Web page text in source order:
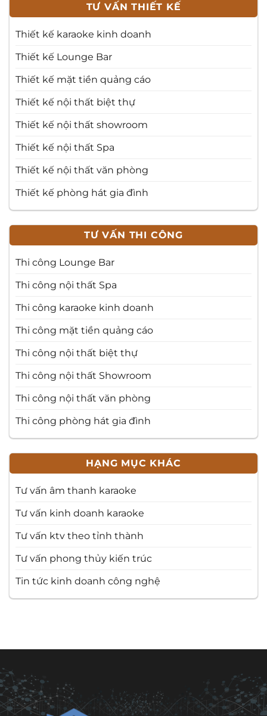
TƯ VẤN THIẾT KẾ
Thiết kế karaoke kinh doanh
Thiết kế Lounge Bar
Thiết kế mặt tiền quảng cáo
Thiết kế nội thất biệt thự
Thiết kế nội thất showroom
Thiết kế nội thất Spa
Thiết kế nội thất văn phòng
Thiết kế phòng hát gia đình
TƯ VẤN THI CÔNG
Thi công Lounge Bar
Thi công nội thất Spa
Thi công karaoke kinh doanh
Thi công mặt tiền quảng cáo
Thi công nội thất biệt thự
Thi công nội thất Showroom
Thi công nội thất văn phòng
Thi công phòng hát gia đình
HẠNG MỤC KHÁC
Tư vấn âm thanh karaoke
Tư vấn kinh doanh karaoke
Tư vấn ktv theo tỉnh thành
Tư vấn phong thủy kiến trúc
Tin tức kinh doanh công nghệ